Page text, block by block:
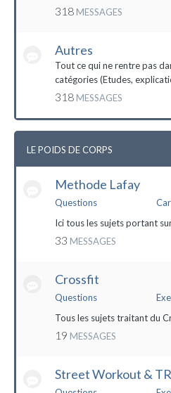
318 MESSAGES
Autres
Tout ce qui ne rentre pas
catégories (Etudes,
318 MESSAGES
LE POIDS DE CORPS
Methode Lafay
Questions
Ici tous les sujets portant
33 MESSAGES
Crossfit
Questions
Tous les sujets traitant du
19 MESSAGES
Street Workout &